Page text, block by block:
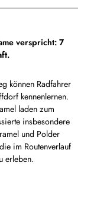
verspricht: 7
können Radfahrer
kennenlernen.
laden zum
insbesondere
und Polder
im Routenverlauf
erleben.